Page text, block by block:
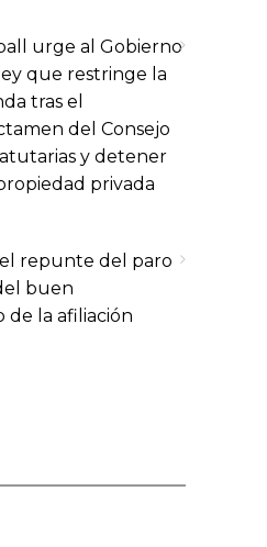
urge al Gobierno
que restringe la
tras el
del Consejo
y detener
privada
repunte del paro
buen
la afiliación